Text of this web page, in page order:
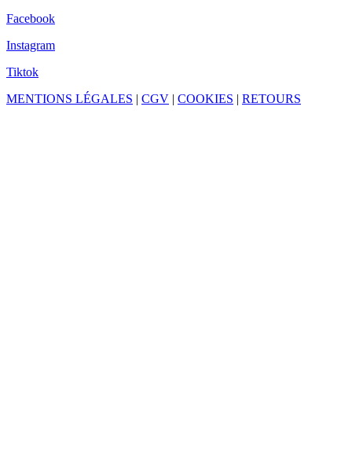
Facebook
Instagram
Tiktok
MENTIONS LÉGALES | CGV | COOKIES | RETOURS